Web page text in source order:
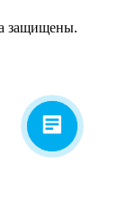
защищены.